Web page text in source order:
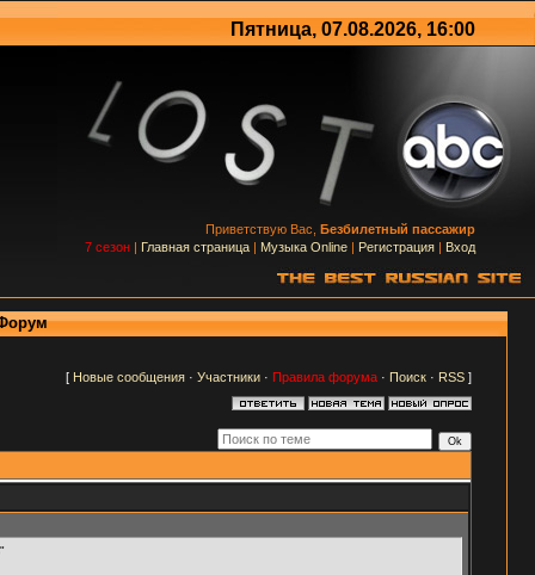
Пятница, 07.08.2026, 16:00
Приветствую Вас, Безбилетный пассажир
7 сезон | Главная страница | Музыка Online | Регистрация | Вход
[ Новые сообщения· Участники· Правила форума· Поиск· RSS]